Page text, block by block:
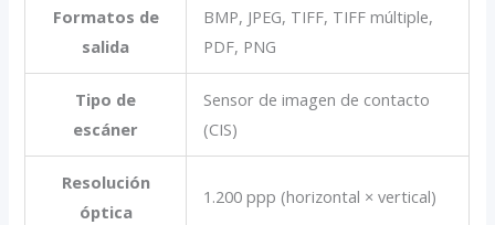
Formatos de
salida
BMP, JPEG, TIFF, TIFF múltiple,
PDF, PNG
Tipo de
escáner
Sensor de imagen de contacto
(CIS)
Resolución
óptica
1.200 ppp (horizontal × vertical)